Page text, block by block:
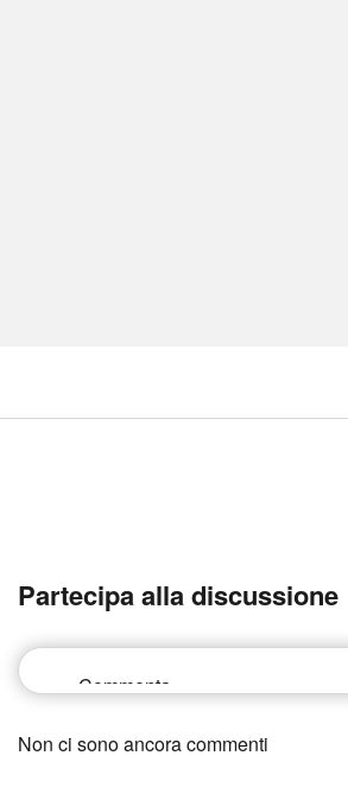
Partecipa alla discussione
Non ci sono ancora commenti